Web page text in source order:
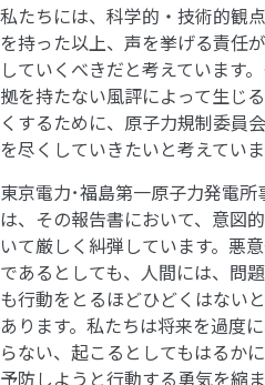
私たちには、科学的・技術的観
を持った以上、声を挙げる責任
していくべきだと考えています
拠を持たない風評によって生じ
くするために、原子力規制委員
を尽くしていきたいと考えていま
東京電力･福島第一原子力発電
は、その報告書において、意図
いて厳しく糾弾しています。悪
であるとしても、人間には、問
も行動をとるほどひどくはない
あります。私たちは将来を過度
らない、起こるとしてもはるか
予防しようと行動する勇気を縮